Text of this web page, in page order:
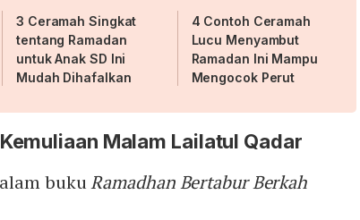
3 Ceramah Singkat
tentang Ramadan
untuk Anak SD Ini
Mudah Dihafalkan
4 Contoh Ceramah
Lucu Menyambut
Ramadan Ini Mampu
Mengocok Perut
Malam Lailatul Qadar
bukuRamadhan Bertabur Berkah